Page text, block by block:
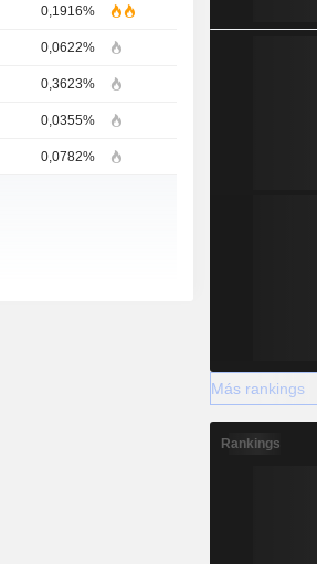
0,1916%
0,0622%
0,3623%
0,0355%
0,0782%
Más rankings
Rankings